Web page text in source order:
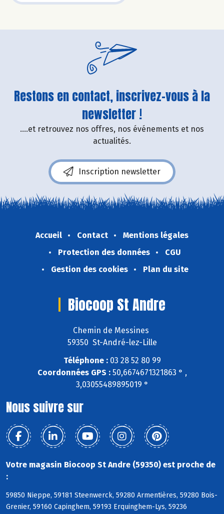
Restons en contact, inscrivez-vous à la
newsletter !
....et retrouvez nos offres, nos événements et nos
actualités.
Inscription newsletter
Accueil Contact
Mentions légales
Protection des données
CGU
Gestion des cookies
Plan du site
Biocoop St Andre
Chemin de Messines
59350 St-André-lez-Lille
Téléphone :03 28 52 80 99
Coordonnées GPS :50,6674671321863 ° ,
3,03055489895019 °
Nous suivre sur
Votre magasin Biocoop St Andre (59350) est proche de
:
59850 Nieppe, 59181 Steenwerck, 59280 Armentières, 59280 Bois-
Grenier, 59160 Capinghem, 59193 Erquinghem-Lys, 59236